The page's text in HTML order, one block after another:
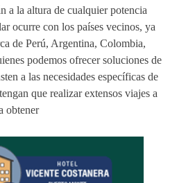
a la altura de cualquier potencia
ocurre con los países vecinos, ya
de Perú, Argentina, Colombia,
podemos ofrecer soluciones de
a las necesidades específicas de
que realizar extensos viajes a
obtener